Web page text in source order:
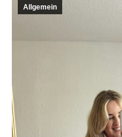
Allgemein